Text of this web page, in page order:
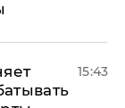
15:43